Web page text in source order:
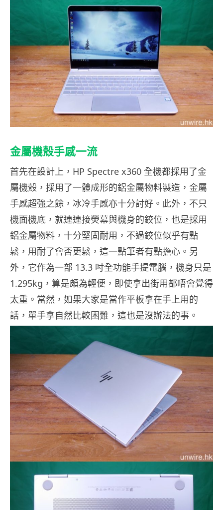
金屬機殼手感一流
首先在設計上，HP Spectre x360 全機都採用了金
屬機殼，採用了一體成形的鋁金屬物料製造，金屬
手感超強之餘，冰冷手感亦十分討好。此外，不只
機面機底，就連連接熒幕與機身的鉸位，也是採用
鋁金屬物料，十分堅固耐用，不過鉸位似乎有點
鬆，用耐了會否更鬆，這一點筆者有點擔心。另
外，它作為一部 13.3 吋全功能手提電腦，機身只是
1.295kg，算是頗為輕便，即使拿出街用都唔會覺得
太重。當然，如果大家是當作平板拿在手上用的
話，單手拿自然比較困難，這也是沒辦法的事。